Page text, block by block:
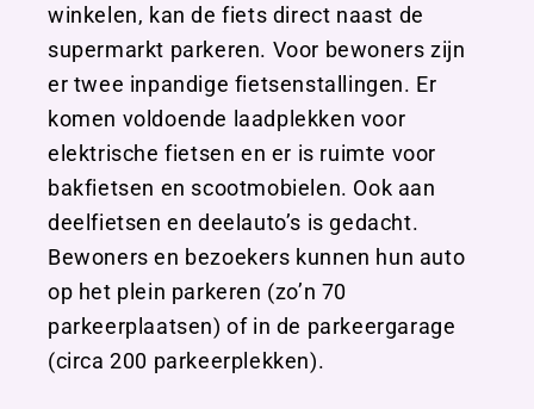
winkelen, kan de fiets direct naast de
supermarkt parkeren. Voor bewoners zijn
er twee inpandige fietsenstallingen. Er
komen voldoende laadplekken voor
elektrische fietsen en er is ruimte voor
bakfietsen en scootmobielen. Ook aan
deelfietsen en deelauto’s is gedacht.
Bewoners en bezoekers kunnen hun auto
op het plein parkeren (zo’n 70
parkeerplaatsen) of in de parkeergarage
(circa 200 parkeerplekken).